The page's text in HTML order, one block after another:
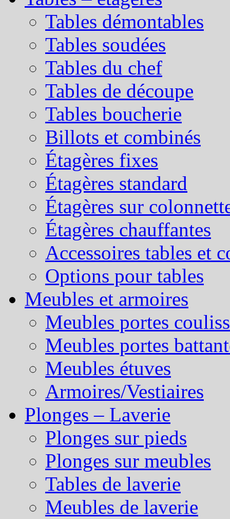
Tables démontables
Tables soudées
Tables du chef
Tables de découpe
Tables boucherie
Billots et combinés
Étagères fixes
Étagères standard
Étagères sur
Étagères chauffantes
Accessoires tables et
Options pour tables
Meubles et armoires
Meubles portes
Meubles portes
Meubles étuves
Armoires/Vestiaires
Plonges – Laverie
Plonges sur pieds
Plonges sur meubles
Tables de laverie
Meubles de laverie